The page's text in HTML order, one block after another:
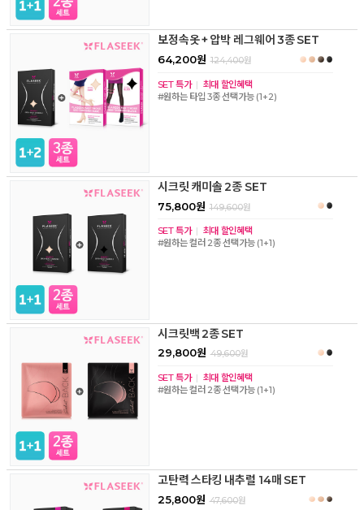
보정속옷 + 압박 레그웨어 3종 SET
64,200원 124,400원
SET 특가 | 최대 할인혜택
#원하는 타입 3종 선택가능 (1+2)
시크릿 캐미솔 2종 SET
75,800원 149,600원
SET 특가 | 최대 할인혜택
#원하는 컬러 2종 선택가능 (1+1)
시크릿백 2종 SET
29,800원 49,600원
SET 특가 | 최대 할인혜택
#원하는 컬러 2종 선택가능 (1+1)
고탄력 스타킹 내추럴 14매 SET
25,800원 47,600원